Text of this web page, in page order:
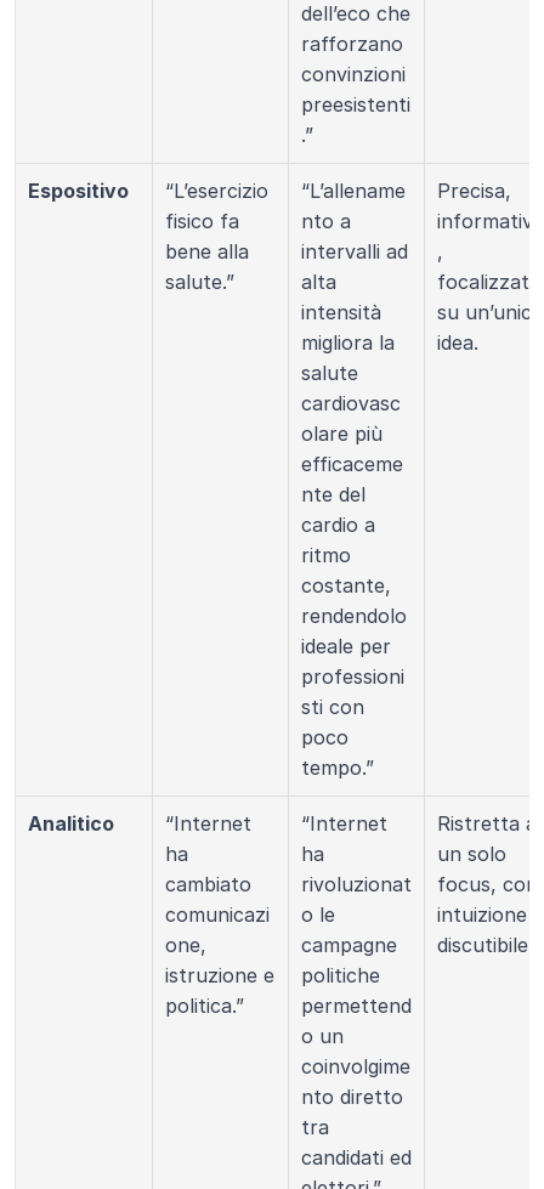
dell’eco che
rafforzano
convinzioni
preesistenti
.”
Espositivo
“L’esercizio
fisico fa
bene alla
salute.”
“L’allename
nto a
intervalli ad
alta
intensità
migliora la
salute
cardiovasc
olare più
efficaceme
nte del
cardio a
ritmo
costante,
rendendolo
ideale per
professioni
sti con
poco
tempo.”
Precisa,
informativa
,
focalizzata
su un’unica
idea.
Analitico
“Internet
ha
cambiato
comunicazi
one,
istruzione e
politica.”
“Internet
ha
rivoluzionat
o le
campagne
politiche
permettend
o un
coinvolgime
nto diretto
tra
candidati ed
Ristretta a
un solo
focus, con
intuizione
discutibile.